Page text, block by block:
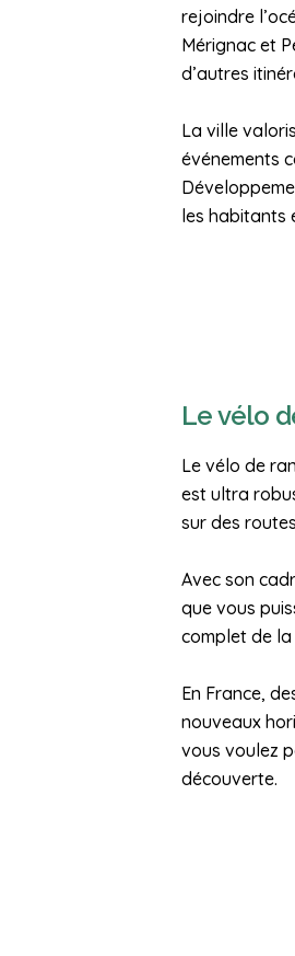
rejoindre
Mérignac et
d’autres
La ville
événements
les habitants
Le vélo
Le vélo de
est ultra
sur des
Avec son
que vous
complet de
En France,
nouveaux
vous voulez
découverte.